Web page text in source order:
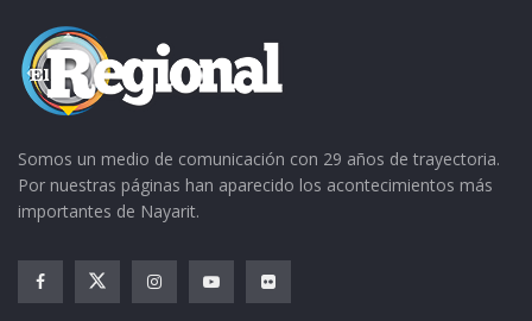
Somos un medio de comunicación con 29 años de trayectoria.
Por nuestras páginas han aparecido los acontecimientos más
importantes de Nayarit.